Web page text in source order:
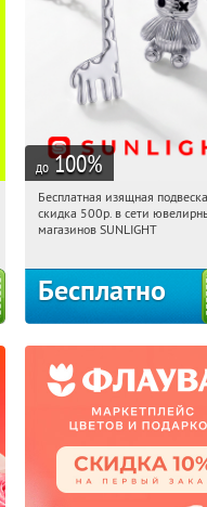
до 100%
16:42:36
Россия
Бесплатная изящная
скидка 500р. в сети
магазинов SUNLIGHT
Бесплатно